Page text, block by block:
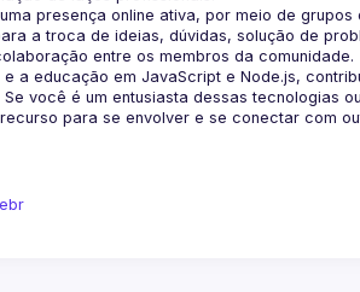
presença online ativa, por meio de
a troca de ideias, dúvidas, solução de
a educação em JavaScript e Node.js,
você é um entusiasta dessas tecnologias
para se envolver e se conectar com